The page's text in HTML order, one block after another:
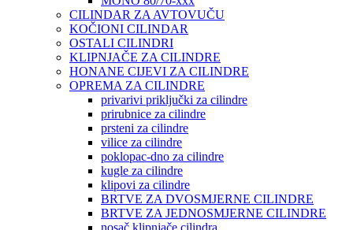
CILINDAR ZA AVTOVUČU
KOČIONI CILINDAR
OSTALI CILINDRI
KLIPNJAČE ZA CILINDRE
HONANE CIJEVI ZA CILINDRE
OPREMA ZA CILINDRE
privarivi priključki za cilindre
prirubnice za cilindre
prsteni za cilindre
vilice za cilindre
poklopac-dno za cilindre
kugle za cilindre
klipovi za cilindre
BRTVE ZA DVOSMJERNE CILINDRE
BRTVE ZA JEDNOSMJERNE CILINDRE
nosač klipnjače cilindra